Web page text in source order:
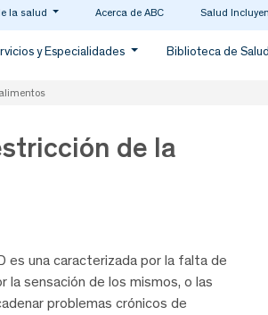
la salud Acerca de ABC Salud
y Especialidades Biblioteca de Salud
de la
es una caracterizada por la falta de
sensación de los mismos, o las
problemas crónicos de